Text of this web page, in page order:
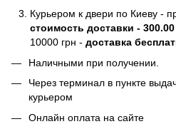
Курьером к двери по Киеву -
стоимость доставки - 300.00
10000 грн - доставка
Наличными при получении.
Через терминал в пункте
курьером
Онлайн оплата на сайте